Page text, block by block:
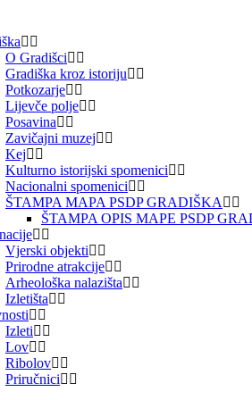
O Gradišci
Gradiška kroz istoriju
Potkozarje
Lijevče polje
Posavina
Zavičajni muzej
Kej
Kulturno istorijski spomenici
Nacionalni spomenici
ŠTAMPA MAPA PSDP GRADIŠKA
ŠTAMPA OPIS MAPE PSDP
Vjerski objekti
Prirodne atrakcije
Arheološka nalazišta
Izletišta
Izleti
Lov
Ribolov
Priručnici